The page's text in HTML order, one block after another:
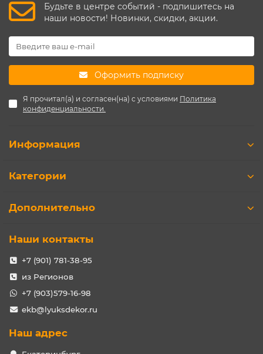
Будьте в центре событий - подпишитесь на
наши новости! Новинки, скидки, акции.
Оформить подписку
Я прочитал(а) и согласен(на) с условиями Политика
конфиденциальности.
Информация
Категории
Дополнительно
Наши контакты
+7 (901) 781-38-95
из Регионов
+7 (903)579-16-98
ekb@lyuksdekor.ru
Наш адрес